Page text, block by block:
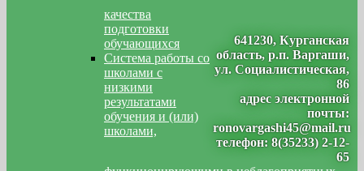
641230, Курганская
область, р.п. Варгаши,
ул. Социалистическая,
86
адрес электронной
почты:
ronovargashi45@mail.ru
телефон: 8(35233) 2-12-
65
качества
подготовки
обучающихся
Система работы со
школами с
низкими
результатами
обучения и (или)
школами,